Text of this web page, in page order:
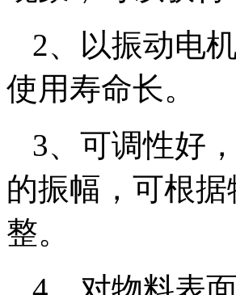
2、以振动电
使用寿命长。
3、可调性好
的振幅，可根
整。